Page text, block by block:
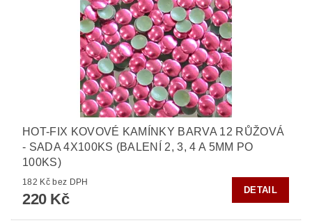
HOT-FIX KOVOVÉ KAMÍNKY BARVA 12 RŮŽOVÁ
- SADA 4X100KS (BALENÍ 2, 3, 4 A 5MM PO
100KS)
182 Kč bez DPH
220 Kč
DETAIL